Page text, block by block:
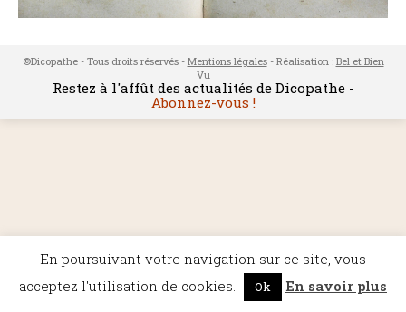
©Dicopathe - Tous droits réservés - Mentions légales- Réalisation : Bel et Bien
Vu
Restez à l'affût des actualités de Dicopathe -
Abonnez-vous !
En poursuivant votre navigation sur ce site, vous
acceptez l'utilisation de cookies.
Ok En savoir plus